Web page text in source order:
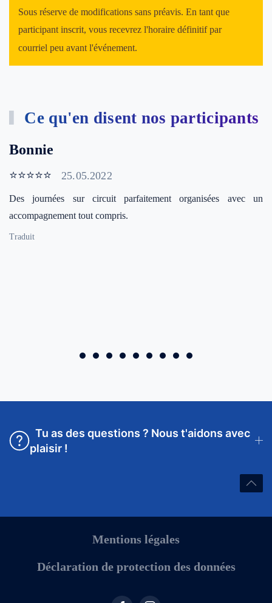
Sous réserve de modifications sans préavis. En tant que
participant inscrit, vous recevrez l'horaire définitif par
courriel peu avant l'événement.
Ce qu'en disent nos participants
Bonnie
⭐⭐⭐⭐⭐ 25.05.2022
Des journées sur circuit parfaitement organisées avec un
accompagnement tout compris.
Traduit
Tu as des questions ? Nous t'aidons avec
plaisir !
Mentions légales
Déclaration de protection des données